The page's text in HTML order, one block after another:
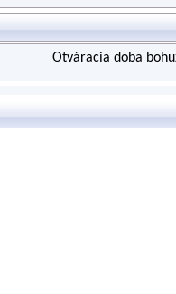
Otváracia doba